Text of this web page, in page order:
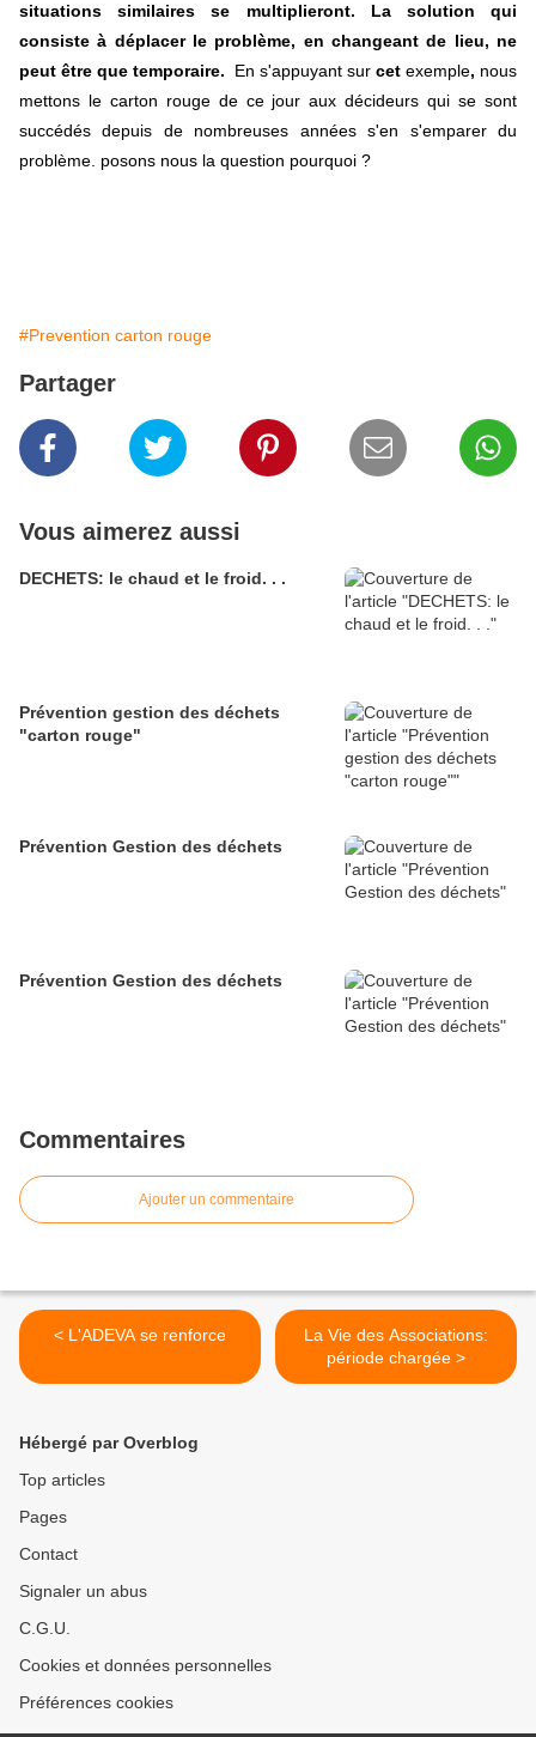
situations similaires se multiplieront. La solution qui
consiste à déplacer le problème, en changeant de lieu, ne
peut être que temporaire. En s'appuyant sur cet exemple, nous
mettons le carton rouge de ce jour aux décideurs qui se sont
succédés depuis de nombreuses années s'en s'emparer du
problème. posons nous la question pourquoi ?
#Prevention carton rouge
Partager
Vous aimerez aussi
DECHETS: le chaud et le froid. . .
Prévention gestion des déchets
"carton rouge"
Prévention Gestion des déchets
Prévention Gestion des déchets
Commentaires
Ajouter un commentaire
< L'ADEVA se renforce
La Vie des Associations:
période chargée >
Hébergé par Overblog
Top articles
Pages
Contact
Signaler un abus
C.G.U.
Cookies et données personnelles
Préférences cookies